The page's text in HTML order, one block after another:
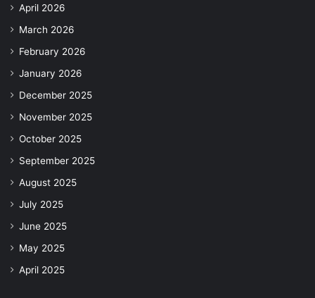
April 2026
March 2026
February 2026
January 2026
December 2025
November 2025
October 2025
September 2025
August 2025
July 2025
June 2025
May 2025
April 2025